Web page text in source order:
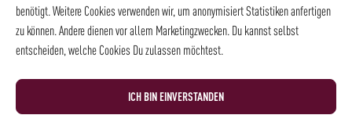
benötigt. Weitere Cookies verwenden wir, um anonymisiert Statistiken anfertigen
zu können. Andere dienen vor allem Marketingzwecken. Du kannst selbst
entscheiden, welche Cookies Du zulassen möchtest.
ICH BIN EINVERSTANDEN
Versandkosten DHL: 6,5 €
Kostenloser Versand mit DHL ab: 55 €
* Alle Preise sind inkl. MwSt., zzgl.Versand